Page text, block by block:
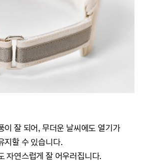
이 잘 되어, 무더운 날씨에도 열기가
지할 수 있습니다.
자연스럽게 잘 어우러집니다.